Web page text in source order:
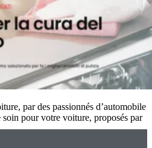
par des passionnés d’automobile
soin pour votre voiture, proposés par